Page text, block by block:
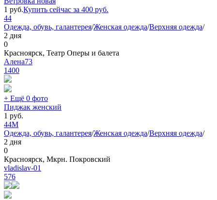
1 руб.Купить сейчас за 400 руб.
44
Одежда, обувь, галантерея/Женская одежда/Верхняя одежда/
2 дня
0
Красноярск, Театр Оперы и балета
Алена73
1400
+ Ещё 0 фото
Пиджак женский
1 руб.
44M
Одежда, обувь, галантерея/Женская одежда/Верхняя одежда/
2 дня
0
Красноярск, Мкрн. Покровский
vladislav-01
576